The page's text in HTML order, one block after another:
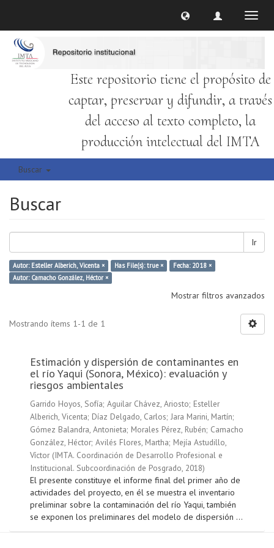
Este repositorio tiene el propósito de
captar, preservar y difundir, a través
del acceso al texto completo, la
producción intelectual del IMTA
Buscar
Buscar
Ir
Autor: Esteller Alberich, Vicenta × Has File(s): true ×
Fecha: 2018 ×
Autor: Camacho González, Héctor ×
Mostrar filtros avanzados
Mostrando ítems 1-1 de 1
Estimación y dispersión de contaminantes en
el río Yaqui (Sonora, México): evaluación y
riesgos ambientales
Garrido Hoyos, Sofía; Aguilar Chávez, Ariosto; Esteller
Alberich, Vicenta; Díaz Delgado, Carlos; Jara Marini, Martín;
Gómez Balandra, Antonieta; Morales Pérez, Rubén; Camacho
González, Héctor; Avilés Flores, Martha; Mejía Astudillo,
Víctor (IMTA. Coordinación de Desarrollo Profesional e
Institucional. Subcoordinación de Posgrado, 2018)
El presente constituye el informe final del primer año de
actividades del proyecto, en él se muestra el inventario
preliminar sobre la contaminación del río Yaqui, también
se exponen los preliminares del modelo de dispersión ...